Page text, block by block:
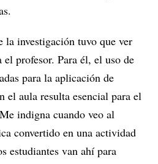
la investigación tuvo que ver
el profesor. Para él, el uso de
para la aplicación de
el aula resulta esencial para el
indigna cuando veo al
convertido en una actividad
estudiantes van ahí para